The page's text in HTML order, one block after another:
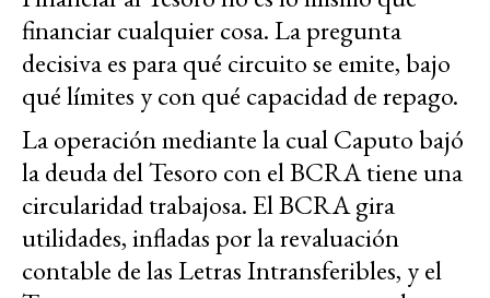
financiar cualquier cosa. La pregunta
decisiva es para qué circuito se emite, bajo
qué límites y con qué capacidad de repago.
La operación mediante la cual Caputo bajó
la deuda del Tesoro con el BCRA tiene una
circularidad trabajosa. El BCRA gira
utilidades, infladas por la revaluación
contable de las Letras Intransferibles, y el